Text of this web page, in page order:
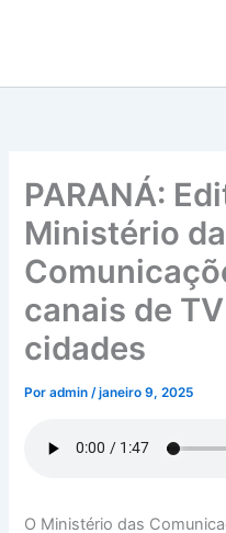
conteúdo
PARANÁ:
Ministério
canais de
cidades
Poradmin/janeiro 9, 2025
O Ministério das